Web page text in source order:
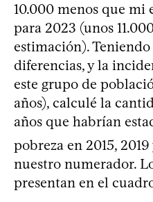
10.000 menos que mi
para 2023 (unos
estimación).
diferencias, y la
este grupo de
años), calculé la
años que habrían
pobreza en 2015,
nuestro numerador.
presentan en el